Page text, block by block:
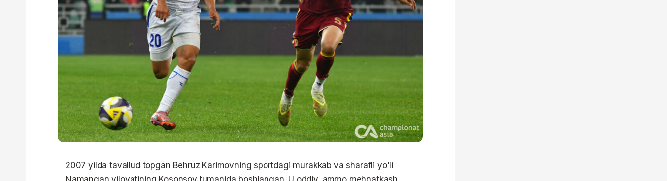
2007 yilda tavallud topgan Behruz Karimovning sportdagi murakkab va sharafli yo'li
Namangan viloyatining Kosonsoy tumanida boshlangan. U oddiy, ammo mehnatkash